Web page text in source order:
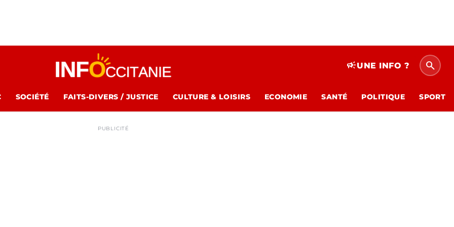
campaignUNE INFO ? search
SOCIÉTÉ FAITS-DIVERS / JUSTICE CULTURE & LOISIRS ECONOMIE SANTÉ POLITIQUE SPORT
PUBLICITÉ